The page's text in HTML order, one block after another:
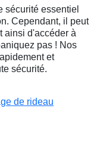
sécurité essentiel
Cependant, il peut
ainsi d'accéder à
pas ! Nos
et
sécurité.
de rideau